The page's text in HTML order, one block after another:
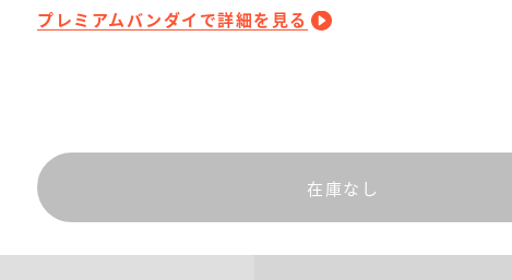
プレミアムバンダイで詳細を見る
在庫なし